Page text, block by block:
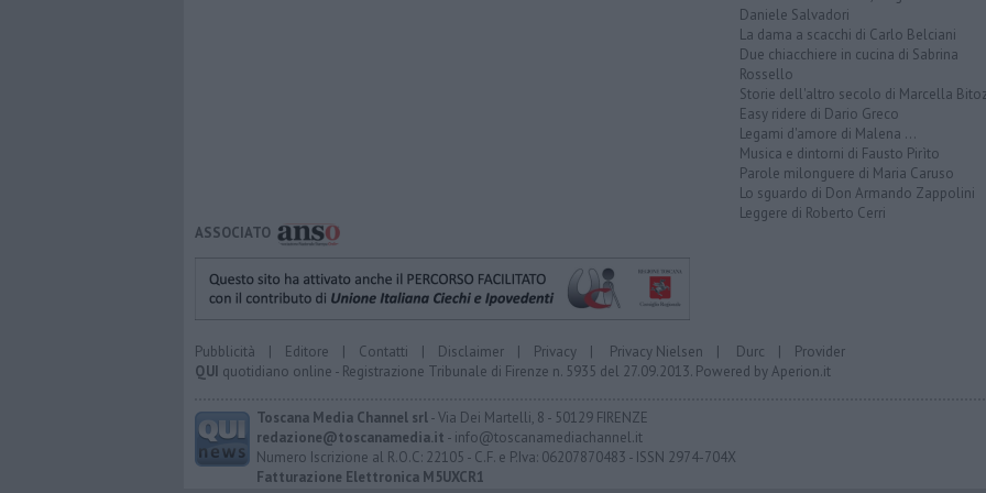
Daniele Salvadori
La dama a scacchi di Carlo Belciani
Due chiacchiere in cucina di Sabrina
Rossello
Storie dell'altro secolo di Marcella
Easy ridere di Dario Greco
Legami d'amore di Malena ...
Musica e dintorni di Fausto Pirìto
Parole milonguere di Maria Caruso
Lo sguardo di Don Armando Zappolini
Leggere di Roberto Cerri
ASSOCIATO
Pubblicità | Editore | Contatti | Disclaimer | Privacy | Privacy Nielsen | Durc | Provider
QUI quotidiano online - Registrazione Tribunale di Firenze n. 5935 del 27.09.2013. Powered byAperion.it
Toscana Media Channel srl- Via Dei Martelli, 8 - 50129 FIRENZE
redazione@toscanamedia.it - info@toscanamediachannel.it
Numero Iscrizione al R.O.C: 22105 - C.F. e P.Iva: 06207870483 - ISSN 2974-704X
Fatturazione Elettronica M5UXCR1